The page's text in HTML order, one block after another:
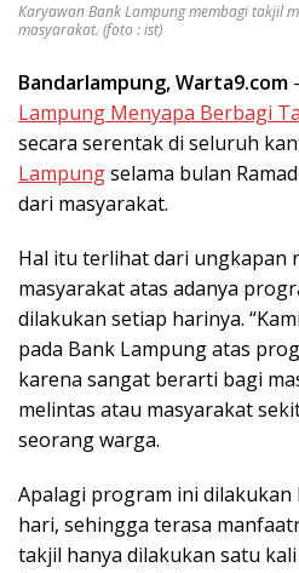
Karyawan Bank Lampung membagi takjil
masyarakat. (foto : ist)
Bandarlampung, Warta9.com
Lampung Menyapa Berbagi
secara serentak di seluruh
Lampungselama bulan
dari masyarakat.
Hal itu terlihat dari ungkapan
masyarakat atas adanya
dilakukan setiap harinya.
pada Bank Lampung atas
karena sangat berarti bagi
melintas atau masyarakat
seorang warga.
Apalagi program ini dilakukan
hari, sehingga terasa
takjil hanya dilakukan satu